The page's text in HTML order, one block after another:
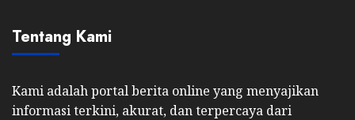
Tentang Kami
Kami adalah portal berita online yang menyajikan
informasi terkini, akurat, dan terpercaya dari